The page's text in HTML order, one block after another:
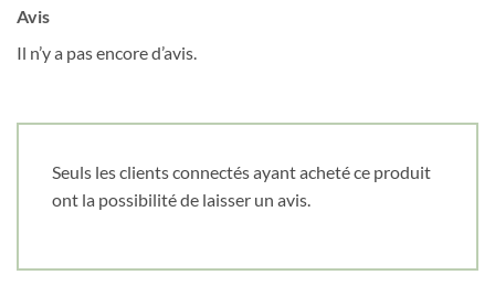
Avis
Il n’y a pas encore d’avis.
Seuls les clients connectés ayant acheté ce produit
ont la possibilité de laisser un avis.
Date de naissance